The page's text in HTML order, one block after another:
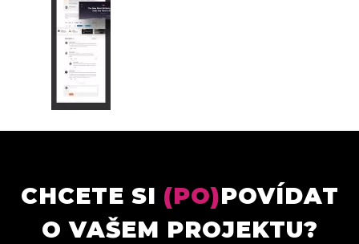
CHCETE SI (PO)POVÍDAT
O VAŠEM PROJEKTU?